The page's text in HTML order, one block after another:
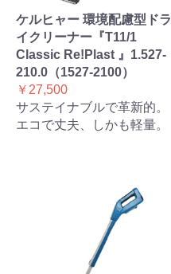
ケルヒャー 環境配慮型ドラ
イクリーナー『T11/1
Classic Re!Plast 』1.527-
210.0（1527-2100）
￥27,500
サステイナブルで革新的。
エコで丈夫、しかも軽量。